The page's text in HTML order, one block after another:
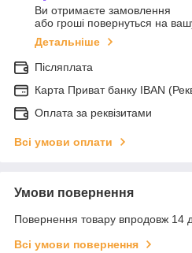
Ви отримаєте замовлення
або гроші повернуться на
Детальніше
Післяплата
Карта Приват банку IBAN
Оплата за реквізитами
Всі умови оплати
Умови повернення
Повернення товару впродовж 14
Всі умови повернення